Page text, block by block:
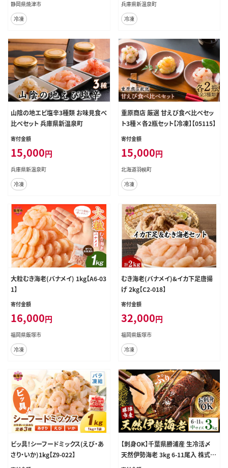
静岡県焼津市
冷凍
兵庫県新温泉町
冷凍
山陰の地エビ塩辛3種類 お味見食べ
比べセット 兵庫県新温泉町
寄付金額
15,000円
兵庫県新温泉町
冷凍
重原商店 厳選 甘えび食べ比べセッ
ト3種×各2瓶セット【冷凍】【05115】
寄付金額
15,000円
北海道羽幌町
冷凍
大粒むき海老(バナメイ) 1kg【A6-03
1】
寄付金額
16,000円
福岡県飯塚市
冷凍
むき海老(バナメイ)&イカ下足唐揚
げ 2kg【C2-018】
寄付金額
32,000円
福岡県飯塚市
冷凍
ビッ具！シーフードミックス(えび・あ
さり・いか)1kg【Z9-022】
【刺身OK】千葉県勝浦産 生冷活〆
天然伊勢海老 3kg 6-11尾入 株式会
社串浜水産《30日以内に出荷予定